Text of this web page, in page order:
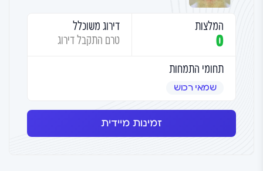
המלצות
0
דירוג משוכלל
טרם התקבל דירוג
תחומי התמחות
שמאי רכוש
זמינות מיידית